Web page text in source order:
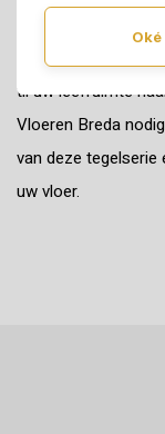
Oké
maar ook een
Ontdek de
til uw leefruimte
Vloeren Breda
van deze tegelserie
uw vloer.